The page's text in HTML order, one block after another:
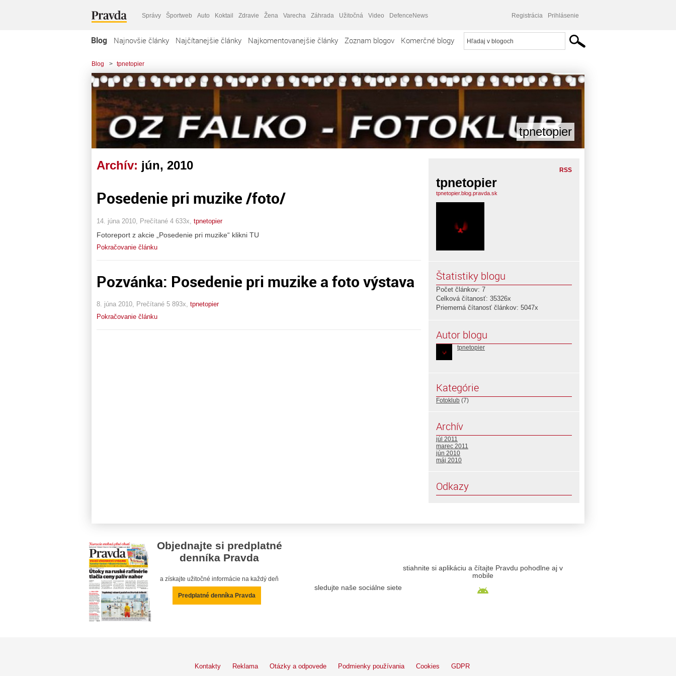
Správy Športweb Auto Koktail Zdravie Žena Varecha Záhrada Užitočná Video DefenceNews Registrácia Prihlásenie
Blog Najnovšie články Najčítanejšie články Najkomentovanejšie články Zoznam blogov Komerčné blogy
Blog > tpnetopier
tpnetopier
Archív: jún, 2010
Posedenie pri muzike /foto/
14. júna 2010, Prečítané 4 633x, tpnetopier
Fotoreport z akcie „Posedenie pri muzike“ klikni TU
Pokračovanie článku
Pozvánka: Posedenie pri muzike a foto výstava
8. júna 2010, Prečítané 5 893x, tpnetopier
Pokračovanie článku
RSS
tpnetopier
tpnetopier.blog.pravda.sk
Štatistiky blogu
Počet článkov: 7
Celková čítanosť: 35326x
Priemerná čítanosť článkov: 5047x
Autor blogu
tpnetopier
Kategórie
Fotoklub (7)
Archív
júl 2011
marec 2011
jún 2010
máj 2010
Odkazy
Objednajte si predplatné
denníka Pravda
a získajte užitočné informácie na každý deň
Predplatné denníka Pravda
sledujte naše sociálne siete
stiahnite si aplikáciu a čítajte Pravdu pohodlne aj v
mobile
Kontakty Reklama Otázky a odpovede Podmienky používania Cookies GDPR